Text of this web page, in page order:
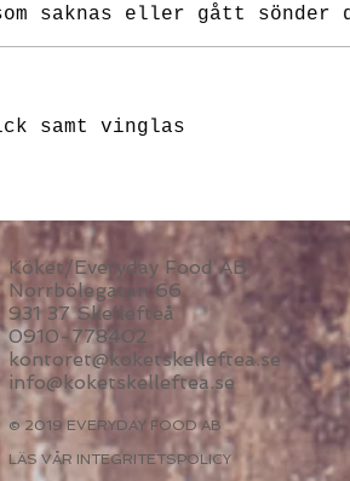
saknas eller gått
samt vinglas
Köket/Everyday Food AB
Norrbölegatan 66
931 37 Skellefteå
0910-778402
kontoret@koketskelleftea.se
info@koketskelleftea.se
© 2019 EVERYDAY FOOD AB
LÄS VÅR INTEGRITETSPOLICY